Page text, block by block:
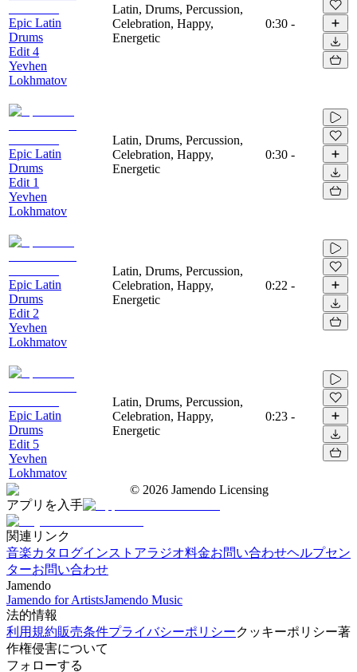
Epic Latin
Drums
Edit 4
Yevhen
Lokhmatov
Latin, Drums, Percussion,
Celebration, Happy,
Energetic
0:30 -
Epic Latin
Drums
Edit 1
Yevhen
Lokhmatov
Latin, Drums, Percussion,
Celebration, Happy,
Energetic
0:30 -
Epic Latin
Drums
Edit 2
Yevhen
Lokhmatov
Latin, Drums, Percussion,
Celebration, Happy,
Energetic
0:22 -
Epic Latin
Drums
Edit 5
Yevhen
Lokhmatov
Latin, Drums, Percussion,
Celebration, Happy,
Energetic
0:23 -
© 2026 Jamendo Licensing
アプリを入手
関連リンク
音楽カタログインストアラジオ料金お問い合わせヘルプセン
ターお問い合わせ
Jamendo
Jamendo for ArtistsJamendo Music
法的情報
利用規約販売条件プライバシーポリシークッキーポリシー著
作権侵害について
フォローする